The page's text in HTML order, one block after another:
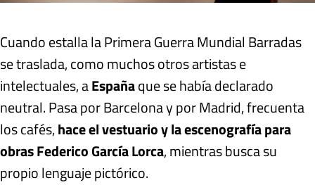
Cuando estalla la Primera Guerra Mundial Barradas
se traslada, como muchos otros artistas e
intelectuales, aEspañaque se había declarado
neutral. Pasa por Barcelona y por Madrid, frecuenta
los cafés,hace el vestuario y la escenografía para
obras Federico García Lorca, mientras busca su
propio lenguaje pictórico.